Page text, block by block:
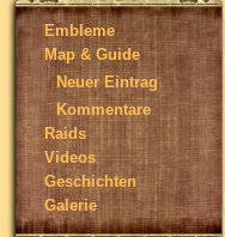
Embleme
Map & Guide
Neuer Eintrag
Kommentare
Raids
Videos
Geschichten
Galerie